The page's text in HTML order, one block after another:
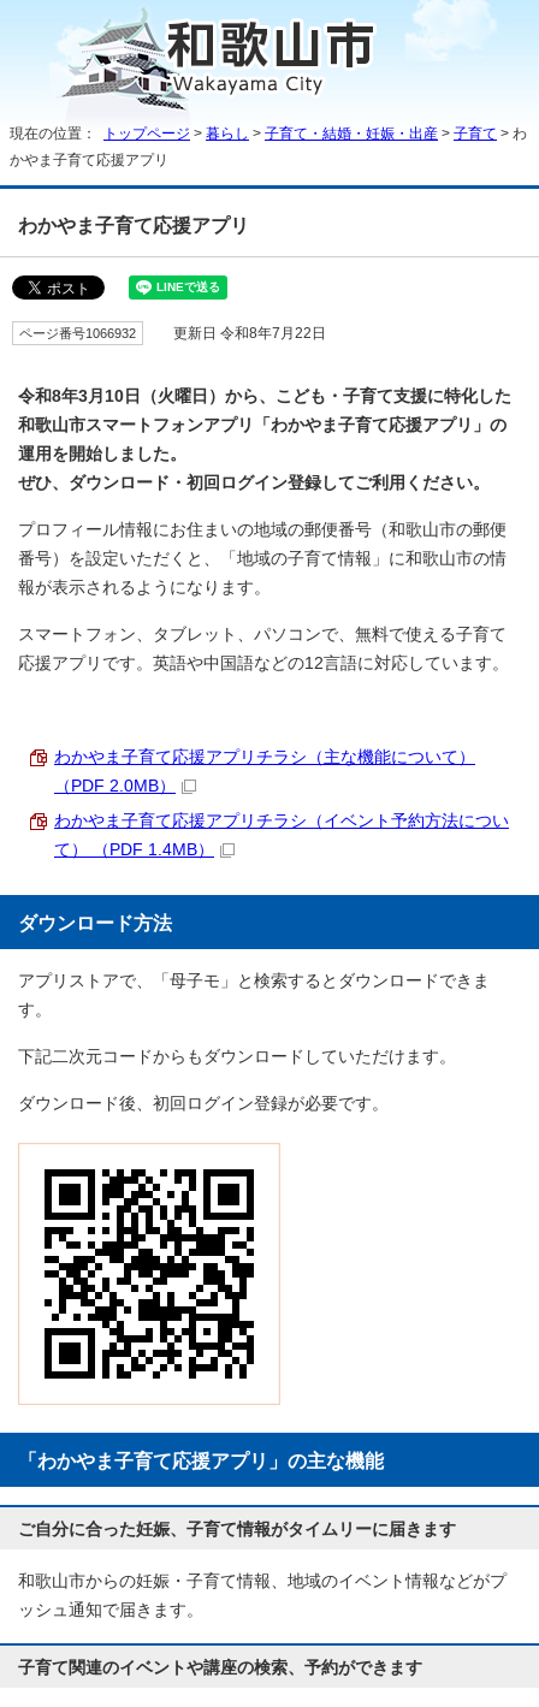
現在の位置： トップページ > 暮らし > 子育て・結婚・妊娠・出産 > 子育て > わ
かやま子育て応援アプリ
わかやま子育て応援アプリ
ページ番号1066932 更新日 令和8年7月22日
令和8年3月10日（火曜日）から、こども・子育て支援に特化した
和歌山市スマートフォンアプリ「わかやま子育て応援アプリ」の
運用を開始しました。
ぜひ、ダウンロード・初回ログイン登録してご利用ください。
プロフィール情報にお住まいの地域の郵便番号（和歌山市の郵便
番号）を設定いただくと、「地域の子育て情報」に和歌山市の情
報が表示されるようになります。
スマートフォン、タブレット、パソコンで、無料で使える子育て
応援アプリです。英語や中国語などの12言語に対応しています。
わかやま子育て応援アプリチラシ（主な機能について）
（PDF 2.0MB）
わかやま子育て応援アプリチラシ（イベント予約方法につい
て） （PDF 1.4MB）
ダウンロード方法
アプリストアで、「母子モ」と検索するとダウンロードできま
す。
下記二次元コードからもダウンロードしていただけます。
ダウンロード後、初回ログイン登録が必要です。
「わかやま子育て応援アプリ」の主な機能
ご自分に合った妊娠、子育て情報がタイムリーに届きます
和歌山市からの妊娠・子育て情報、地域のイベント情報などがプ
ッシュ通知で届きます。
子育て関連のイベントや講座の検索、予約ができます